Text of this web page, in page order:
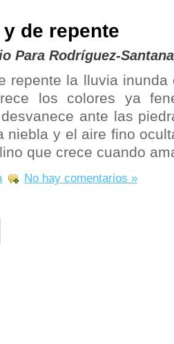
de repente
Para Rodríguez-Santana
repente la lluvia
los colores ya
ante las
niebla y el aire fino
que crece cuando
No hay comentarios »